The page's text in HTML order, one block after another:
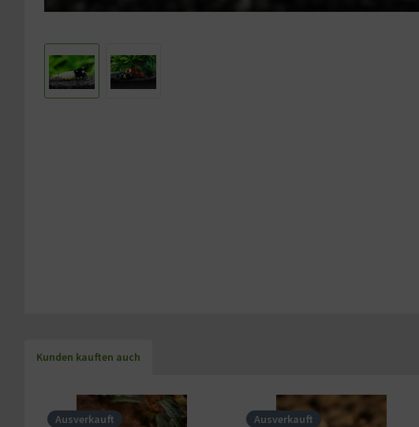
Kunden kauften auch
Ausverkauft Ausverkauft